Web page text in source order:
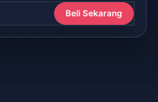
Beli Sekarang